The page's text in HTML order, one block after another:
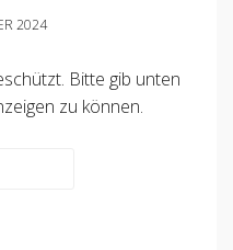
2024
Bitte gib unten
zu können.